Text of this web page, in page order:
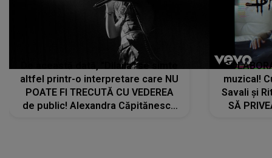
De această dată, "Dilaila" se simte
altfel printr-o interpretare care NU
POATE FI TRECUTĂ CU VEDEREA
de public! Alexandra Căpitănescu
muzical!
Savali și
SĂ